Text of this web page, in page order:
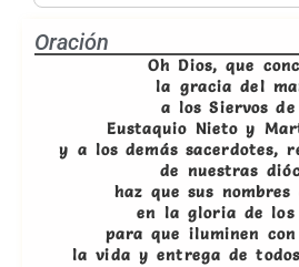
Oración
Oh Dios, que
la gracia del
a los Siervos de
Eustaquio Nieto y
y a los demás sacerdotes,
de nuestras
haz que sus nombres
en la gloria de los
para que iluminen
la vida y entrega de